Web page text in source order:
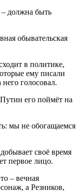
– должна быть
обывательская
в политике,
ему писали
голосовал.
его поймёт на
мы не обогащаемся
своё время
первое лицо.
– вечная
а Резников,